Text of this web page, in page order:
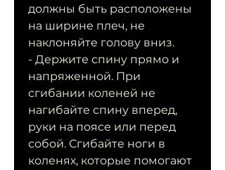
должны быть расположены
на ширине плеч, не
наклоняйте голову вниз.
- Держите спину прямо и
напряженной. При
сгибании коленей не
нагибайте спину вперед,
руки на поясе или перед
собой. Сгибайте ноги в
коленях, которые помогают